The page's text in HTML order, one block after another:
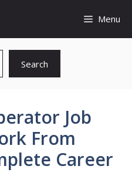
Menu
Search
Job
From
Career